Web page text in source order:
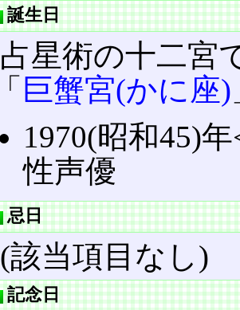
誕生日
占星術の十二宮
「 巨蟹宮(かに座)
1970(昭和45)
性声優
忌日
(該当項目なし)
記念日